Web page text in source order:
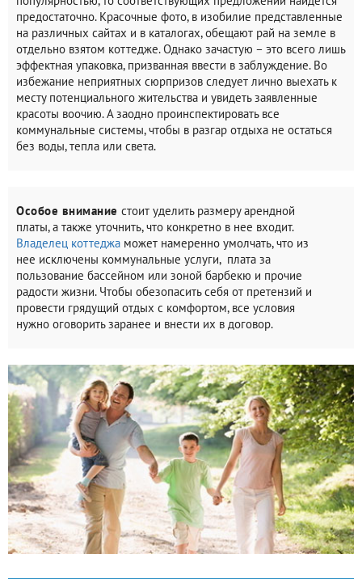
предостаточно. Красочные фото, в изобилие представленные
на различных сайтах и в каталогах, обещают рай на земле в
отдельно взятом коттедже. Однако зачастую – это всего лишь
эффектная упаковка, призванная ввести в заблуждение. Во
избежание неприятных сюрпризов следует лично выехать к
месту потенциального жительства и увидеть заявленные
красоты воочию. А заодно проинспектировать все
коммунальные системы, чтобы в разгар отдыха не остаться
без воды, тепла или света.
Особое внимание стоит уделить размеру арендной
платы, а также уточнить, что конкретно в нее входит.
Владелец коттеджа может намеренно умолчать, что из
нее исключены коммунальные услуги, плата за
пользование бассейном или зоной барбекю и прочие
радости жизни. Чтобы обезопасить себя от претензий и
провести грядущий отдых с комфортом, все условия
нужно оговорить заранее и внести их в договор.